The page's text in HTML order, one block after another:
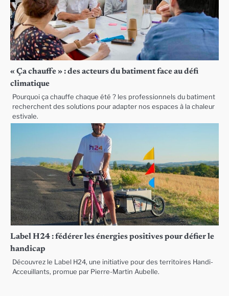
« Ça chauffe » : des acteurs du batiment face au défi
climatique
Pourquoi ça chauffe chaque été ? les professionnels du batiment
recherchent des solutions pour adapter nos espaces à la chaleur
estivale.
Label H24 : fédérer les énergies positives pour défier le
handicap
Découvrez le Label H24, une initiative pour des territoires Handi-
Acceuillants, promue par Pierre-Martin Aubelle.